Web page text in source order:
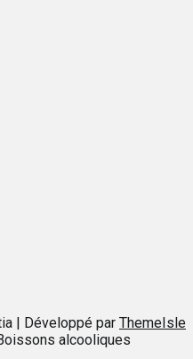
| Développé par ThemeIsle